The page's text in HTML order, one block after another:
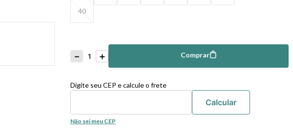
40
＋
－
Comprar Comprar
Digite seu CEP e calcule o frete
Não sei meu CEP